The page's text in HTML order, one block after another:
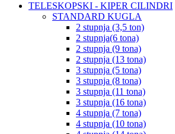
TELESKOPSKI - KIPER CILINDRI
STANDARD KUGLA
2 stupnja (3,5 ton)
2 stupnja(6 tona)
2 stupnja (9 tona)
2 stupnja (13 tona)
3 stupnja (5 tona)
3 stupnja (8 tona)
3 stupnja (11 tona)
3 stupnja (16 tona)
4 stupnja (7 tona)
4 stupnja (10 tona)